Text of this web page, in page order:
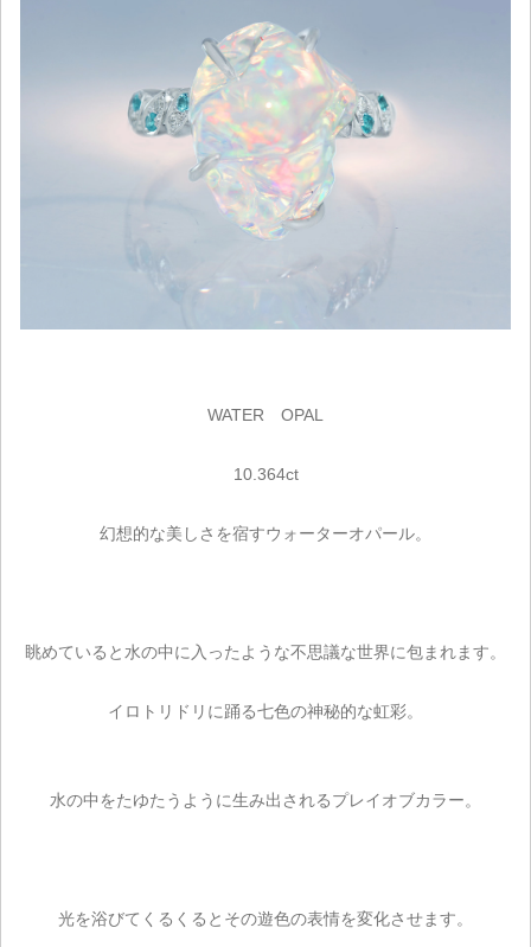
WATER OPAL
10.364ct
幻想的な美しさを宿すウォーターオパール。
眺めていると水の中に入ったような不思議な世界に包まれます。
イロトリドリに踊る七色の神秘的な虹彩。
水の中をたゆたうように生み出されるプレイオブカラー。
光を浴びてくるくるとその遊色の表情を変化させます。